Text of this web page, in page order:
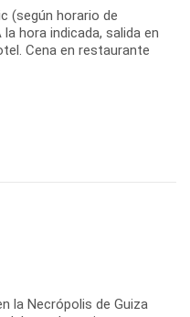
(según horario de
hora indicada, salida en
Cena en restaurante
la Necrópolis de Guiza